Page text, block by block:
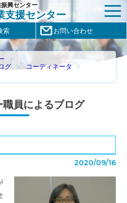
興センター
支援センター
索 お問い合わせ
グ
コーディネータ
員によるブログ
2020/09/16